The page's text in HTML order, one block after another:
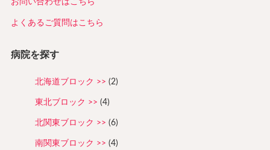
お問い合わせはこちら
よくあるご質問はこちら
病院を探す
北海道ブロック (2)
東北ブロック (4)
北関東ブロック (6)
南関東ブロック (4)